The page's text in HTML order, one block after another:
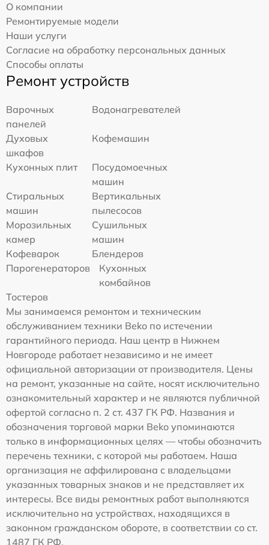
О компании
Ремонтируемые модели
Наши услуги
Согласие на обработку персональных данных
Способы оплаты
Ремонт устройств
Варочных
панелей
Водонагревателей
Духовых
шкафов
Кофемашин
Кухонных плит
Посудомоечных
машин
Стиральных
машин
Вертикальных
пылесосов
Морозильных
камер
Сушильных
машин
Кофеварок
Блендеров
Парогенераторов
Кухонных
комбайнов
Тостеров
Мы занимаемся ремонтом и техническим
обслуживанием техники Beko по истечении
гарантийного периода. Наш центр в Нижнем
Новгороде работает независимо и не имеет
официальной авторизации от производителя. Цены
на ремонт, указанные на сайте, носят исключительно
ознакомительный характер и не являются публичной
офертой согласно п. 2 ст. 437 ГК РФ. Названия и
обозначения торговой марки Beko упоминаются
только в информационных целях — чтобы обозначить
перечень техники, с которой мы работаем. Наша
организация не аффилирована с владельцами
указанных товарных знаков и не представляет их
интересы. Все виды ремонтных работ выполняются
исключительно на устройствах, находящихся в
законном гражданском обороте, в соответствии со ст.
1487 ГК РФ.